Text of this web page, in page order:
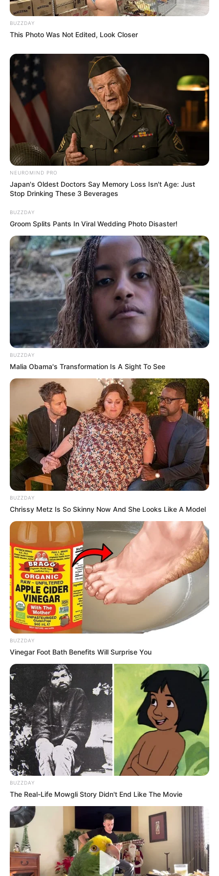
Serem! 9 Chat Ojek Online &
Pelanggan Ini Bikin Auto
Merinding
Bikin Ngakak, 10 Potret
Cosplay Murah Pakai Bahan
Seadanya
Anti Mainstream, 10 Cara
Membawa Barang Belanjaan
Versi Warga Thailand
Langka Banget! 10 Pose Lucu
Katak yang Bikin Ketawa
Gemes
Ambyar! 10 Kalimat Baper
Pakai Bahasa Jawa Ini Bikin
Galau Abis
Fail! 10 Potret Makanan Gagal
Dimasak yang Bikin Kamu
Nggak Selera
BUZZDAY
This Photo Was Not Edited, Look Closer
NEUROMIND PRO
Japan's Oldest Doctors Say Memory Loss Isn't Age: Just
Stop Drinking These 3 Beverages
BUZZDAY
Groom Splits Pants In Viral Wedding Photo Disaster!
BUZZDAY
Malia Obama's Transformation Is A Sight To See
BUZZDAY
Chrissy Metz Is So Skinny Now And She Looks Like A Model
BUZZDAY
Vinegar Foot Bath Benefits Will Surprise You
BUZZDAY
The Real-Life Mowgli Story Didn't End Like The Movie